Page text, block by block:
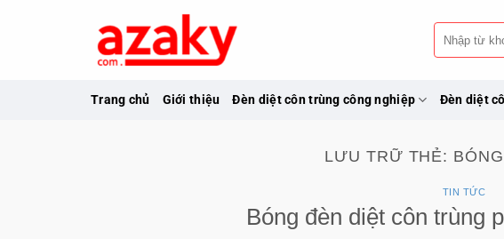
Tìm
kiếm:
Trang chủ Giới thiệu Đèn diệt côn trùng công nghiệp Đèn diệt
LƯU TRỮ THẺ:
TIN TỨC
Bóng đèn diệt côn trùng